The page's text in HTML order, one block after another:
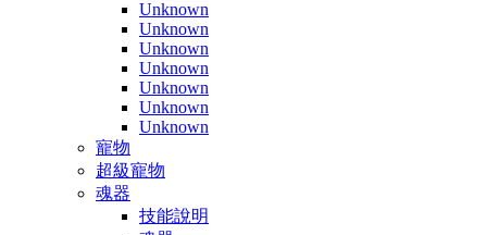
Unknown
Unknown
Unknown
Unknown
Unknown
Unknown
Unknown
寵物
超級寵物
魂器
技能說明